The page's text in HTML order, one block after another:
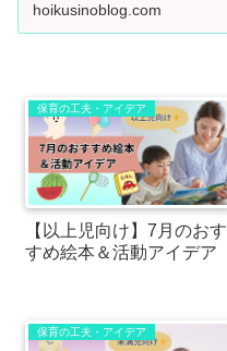
hoikusinoblog.com
保育の工夫・アイデア
【以上児向け】7月のおす
すめ絵本＆活動アイデア
保育の工夫・アイデア